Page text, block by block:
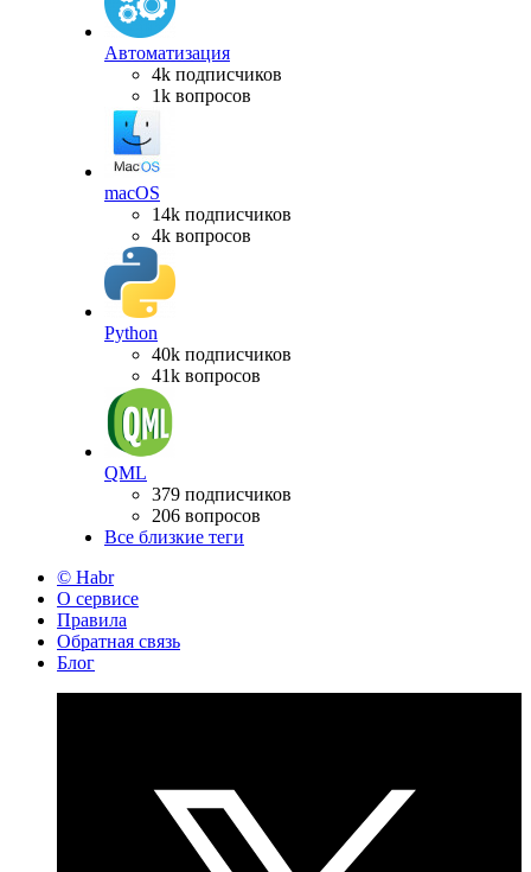
Автоматизация
4k подписчиков
1k вопросов
macOS
14k подписчиков
4k вопросов
Python
40k подписчиков
41k вопросов
QML
379 подписчиков
206 вопросов
Все близкие теги
© Habr
О сервисе
Правила
Обратная связь
Блог